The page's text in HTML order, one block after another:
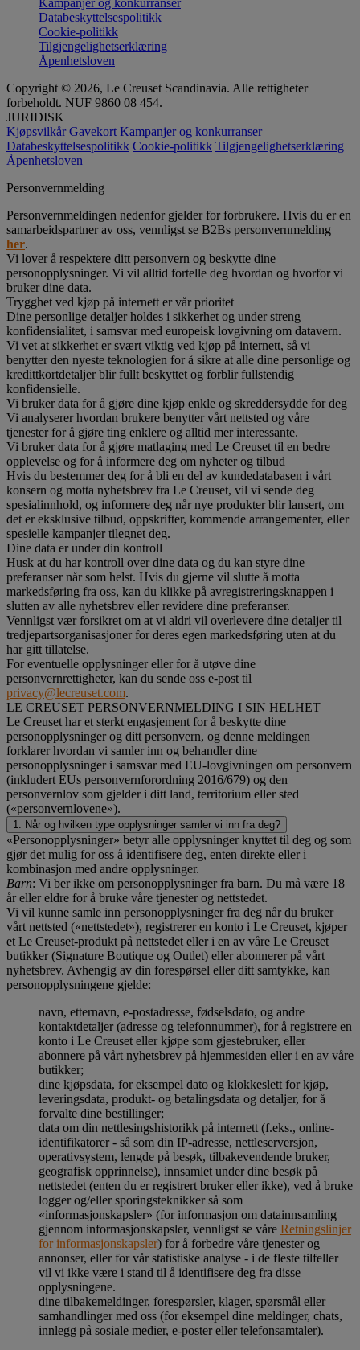
Kampanjer og konkurranser
Databeskyttelsespolitikk
Cookie-politikk
Tilgjengelighetserklæring
Åpenhetsloven
Copyright © 2026, Le Creuset Scandinavia. Alle rettigheter
forbeholdt. NUF 9860 08 454.
JURIDISK
Kjøpsvilkår Gavekort Kampanjer og konkurranser
Databeskyttelsespolitikk Cookie-politikk Tilgjengelighetserklæring
Åpenhetsloven
Personvernmelding
Personvernmeldingen nedenfor gjelder for forbrukere. Hvis du er en
samarbeidspartner av oss, vennligst se B2Bs personvernmelding
her.
Vi lover å respektere ditt personvern og beskytte dine
personopplysninger. Vi vil alltid fortelle deg hvordan og hvorfor vi
bruker dine data.
Trygghet ved kjøp på internett er vår prioritet
Dine personlige detaljer holdes i sikkerhet og under streng
konfidensialitet, i samsvar med europeisk lovgivning om datavern.
Vi vet at sikkerhet er svært viktig ved kjøp på internett, så vi
benytter den nyeste teknologien for å sikre at alle dine personlige og
kredittkortdetaljer blir fullt beskyttet og forblir fullstendig
konfidensielle.
Vi bruker data for å gjøre dine kjøp enkle og skreddersydde for deg
Vi analyserer hvordan brukere benytter vårt nettsted og våre
tjenester for å gjøre ting enklere og alltid mer interessante.
Vi bruker data for å gjøre matlaging med Le Creuset til en bedre
opplevelse og for å informere deg om nyheter og tilbud
Hvis du bestemmer deg for å bli en del av kundedatabasen i vårt
konsern og motta nyhetsbrev fra Le Creuset, vil vi sende deg
spesialinnhold, og informere deg når nye produkter blir lansert, om
det er eksklusive tilbud, oppskrifter, kommende arrangementer, eller
spesielle kampanjer tilegnet deg.
Dine data er under din kontroll
Husk at du har kontroll over dine data og du kan styre dine
preferanser når som helst. Hvis du gjerne vil slutte å motta
markedsføring fra oss, kan du klikke på avregistreringsknappen i
slutten av alle nyhetsbrev eller revidere dine preferanser.
Vennligst vær forsikret om at vi aldri vil overlevere dine detaljer til
tredjepartsorganisasjoner for deres egen markedsføring uten at du
har gitt tillatelse.
For eventuelle opplysninger eller for å utøve dine
personvernrettigheter, kan du sende oss e-post til
privacy@lecreuset.com.
LE CREUSET PERSONVERNMELDING I SIN HELHET
Le Creuset har et sterkt engasjement for å beskytte dine
personopplysninger og ditt personvern, og denne meldingen
forklarer hvordan vi samler inn og behandler dine
personopplysninger i samsvar med EU-lovgivningen om personvern
(inkludert EUs personvernforordning 2016/679) og den
personvernlov som gjelder i ditt land, territorium eller sted
(«personvernlovene»).
1. Når og hvilken type opplysninger samler vi inn fra deg?
«Personopplysninger» betyr alle opplysninger knyttet til deg og som
gjør det mulig for oss å identifisere deg, enten direkte eller i
kombinasjon med andre opplysninger.
Barn: Vi ber ikke om personopplysninger fra barn. Du må være 18
år eller eldre for å bruke våre tjenester og nettstedet.
Vi vil kunne samle inn personopplysninger fra deg når du bruker
vårt nettsted («nettstedet»), registrerer en konto i Le Creuset, kjøper
et Le Creuset-produkt på nettstedet eller i en av våre Le Creuset
butikker (Signature Boutique og Outlet) eller abonnerer på vårt
nyhetsbrev. Avhengig av din forespørsel eller ditt samtykke, kan
personopplysningene gjelde:
navn, etternavn, e-postadresse, fødselsdato, og andre
kontaktdetaljer (adresse og telefonnummer), for å registrere en
konto i Le Creuset eller kjøpe som gjestebruker, eller
abonnere på vårt nyhetsbrev på hjemmesiden eller i en av våre
butikker;
dine kjøpsdata, for eksempel dato og klokkeslett for kjøp,
leveringsdata, produkt- og betalingsdata og detaljer, for å
forvalte dine bestillinger;
data om din nettlesingshistorikk på internett (f.eks., online-
identifikatorer - så som din IP-adresse, nettleserversjon,
operativsystem, lengde på besøk, tilbakevendende bruker,
geografisk opprinnelse), innsamlet under dine besøk på
nettstedet (enten du er registrert bruker eller ikke), ved å bruke
logger og/eller sporingsteknikker så som
«informasjonskapsler» (for informasjon om datainnsamling
gjennom informasjonskapsler, vennligst se våre Retningslinjer
for informasjonskapsler) for å forbedre våre tjenester og
annonser, eller for vår statistiske analyse - i de fleste tilfeller
vil vi ikke være i stand til å identifisere deg fra disse
opplysningene.
dine tilbakemeldinger, forespørsler, klager, spørsmål eller
samhandlinger med oss (for eksempel dine meldinger, chats,
innlegg på sosiale medier, e-poster eller telefonsamtaler).